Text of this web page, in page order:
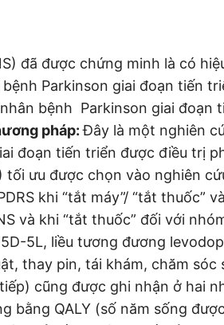
đã được chứng minh là có
Parkinson giai đoạn tiến
bệnh Parkinson giai đoạn
pháp:Đây là một nghiên
đoạn tiến triển được điều trị
ưu được chọn vào nghiên
khi “tắt máy”/ “tắt thuốc”
và khi “tắt thuốc” đối với
5L, liều tương đương
thay pin, tái khám, chăm sóc
cũng được ghi nhận ở hai
bằng QALY (số năm sống